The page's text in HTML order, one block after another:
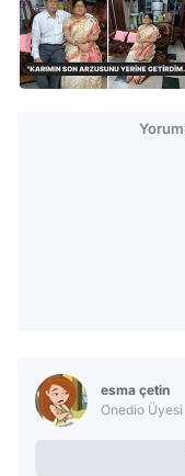
esma çetin
Onedio Üyesi